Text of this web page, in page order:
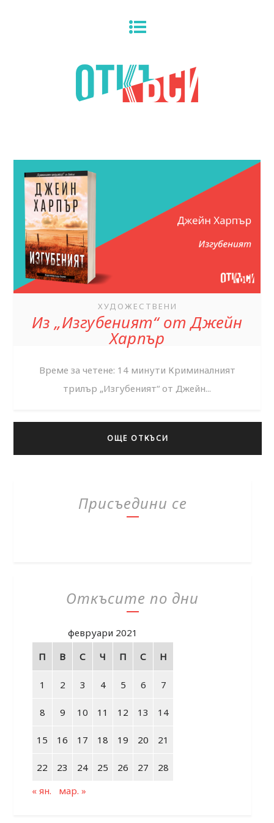
ХУДОЖЕСТВЕНИ
Из „Изгубеният“ от Джейн
Харпър
Време за четене: 14 минути Криминалният
трилър „Изгубеният“ от Джейн...
ОЩЕ ОТКЪСИ
Присъедини се
Откъсите по дни
февруари 2021
П
В С Ч П С Н
1 2 3 4 5 6 7
8 9 10 11 12 13 14
15 16 17 18 19 20 21
22 23 24 25 26 27
28
« ян.
мар. »